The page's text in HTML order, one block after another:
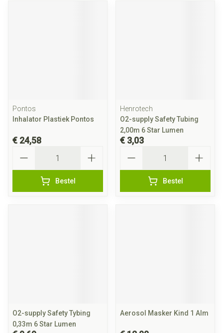
Pontos
Inhalator Plastiek Pontos
€ 24,58
Bestel
Henrotech
O2-supply Safety Tubing
2,00m 6 Star Lumen
€ 3,03
Bestel
O2-supply Safety Tybing
0,33m 6 Star Lumen
Aerosol Masker Kind 1 Alm